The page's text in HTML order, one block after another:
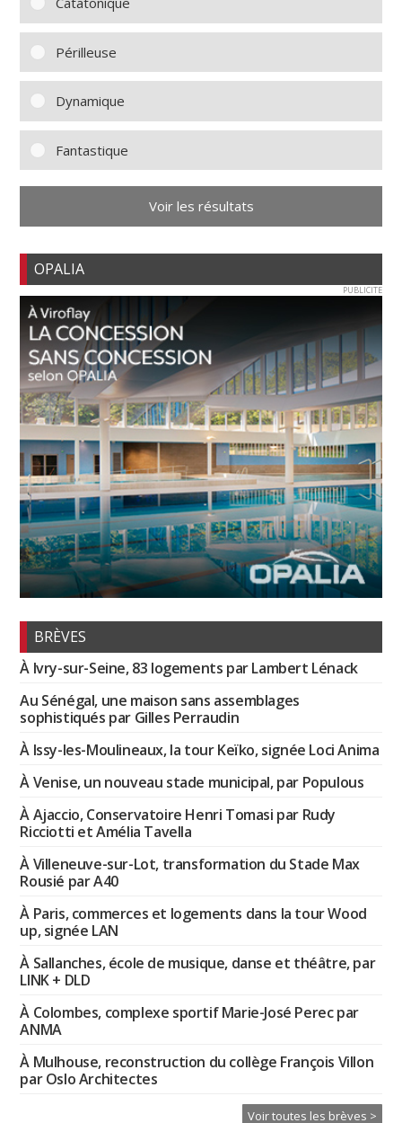
Périlleuse
Dynamique
Fantastique
Voir les résultats
OPALIA
PUBLICITE
BRÈVES
À Ivry-sur-Seine, 83 logements par Lambert Lénack
Au Sénégal, une maison sans assemblages
sophistiqués par Gilles Perraudin
À Issy-les-Moulineaux, la tour Keïko, signée Loci Anima
À Venise, un nouveau stade municipal, par Populous
À Ajaccio, Conservatoire Henri Tomasi par Rudy
Ricciotti et Amélia Tavella
À Villeneuve-sur-Lot, transformation du Stade Max
Rousié par A40
À Paris, commerces et logements dans la tour Wood
up, signée LAN
À Sallanches, école de musique, danse et théâtre, par
LINK + DLD
À Colombes, complexe sportif Marie-José Perec par
ANMA
À Mulhouse, reconstruction du collège François Villon
par Oslo Architectes
Voir toutes les brèves >